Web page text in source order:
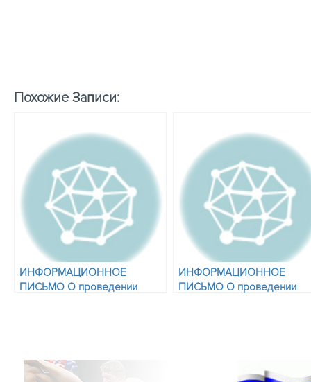
Похожие Записи:
ИНФОРМАЦИОННОЕ
ПИСЬМО О проведении
район, дом отдыха
«Покровское» №83 от
ИНФОРМАЦИОННОЕ
ПИСЬМО О проведении
года в с. Покровское,